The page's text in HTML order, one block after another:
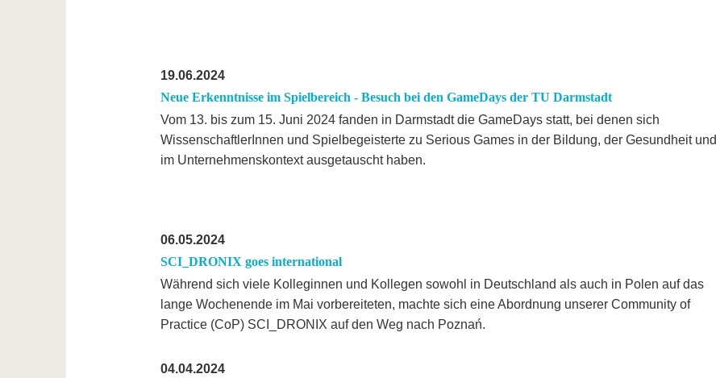
19.06.2024
Neue Erkenntnisse im Spielbereich - Besuch bei den GameDays der TU Darmstadt
Vom 13. bis zum 15. Juni 2024 fanden in Darmstadt die GameDays statt, bei denen sich
WissenschaftlerInnen und Spielbegeisterte zu Serious Games in der Bildung, der Gesundheit und
im Unternehmenskontext ausgetauscht haben.
06.05.2024
SCI_DRONIX goes international
Während sich viele Kolleginnen und Kollegen sowohl in Deutschland als auch in Polen auf das
lange Wochenende im Mai vorbereiteten, machte sich eine Abordnung unserer Community of
Practice (CoP) SCI_DRONIX auf den Weg nach Poznań.
04.04.2024